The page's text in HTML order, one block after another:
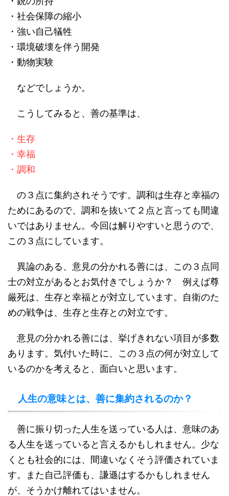
・社会保障の縮小
・強い自己犠牲
・環境破壊を伴う開発
・動物実験
などでしょうか。
こうしてみると、善の基準は、
・生存
・幸福
・調和
の３点に集約されそうです。調和は生存と幸福の
ためにあるので、調和を抜いて２点と言っても間違
いではありません。今回は解りやすいと思うので、
この３点にしています。
異論のある、意見の分かれる善には、この３点同
士の対立があるとお気付きでしょうか？ 例えば尊
厳死は、生存と幸福とが対立しています。自衛のた
めの戦争は、生存と生存との対立です。
意見の分かれる善には、挙げきれない項目が多数
あります。気付いた時に、この３点の何が対立して
いるのかを考えると、面白いと思います。
人生の意味とは、善に集約されるのか？
善に振り切った人生を送っている人は、意味のあ
る人生を送っていると言えるかもしれません。少な
くとも社会的には、間違いなくそう評価されていま
す。また自己評価も、謙遜はするかもしれません
が、そうかけ離れてはいません。